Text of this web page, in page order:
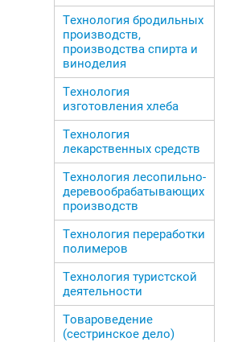
Технология бродильных
производств,
производства спирта и
виноделия
Технология
изготовления хлеба
Технология
лекарственных средств
Технология лесопильно-
деревообрабатывающих
производств
Технология переработки
полимеров
Технология туристской
деятельности
Товароведение
(сестринское дело)